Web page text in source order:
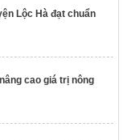
Lộc Hà đạt chuẩn
cao giá trị nông